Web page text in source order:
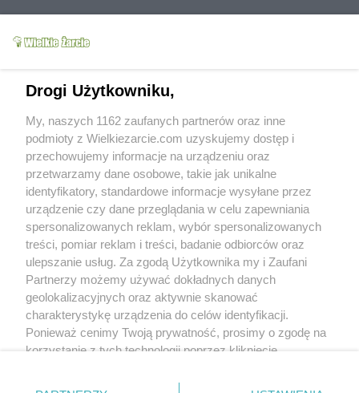
Drogi Użytkowniku,
My, naszych 1162 zaufanych partnerów oraz inne
podmioty z Wielkiezarcie.com uzyskujemy dostęp i
przechowujemy informacje na urządzeniu oraz
przetwarzamy dane osobowe, takie jak unikalne
identyfikatory, standardowe informacje wysyłane przez
urządzenie czy dane przeglądania w celu zapewniania
spersonalizowanych reklam, wybór spersonalizowanych
treści, pomiar reklam i treści, badanie odbiorców oraz
ulepszanie usług. Za zgodą Użytkownika my i Zaufani
Partnerzy możemy używać dokładnych danych
geolokalizacyjnych oraz aktywnie skanować
charakterystykę urządzenia do celów identyfikacji.
Ponieważ cenimy Twoją prywatność, prosimy o zgodę na
korzystanie z tych technologii poprzez kliknięcie
zmienić/wycofać klikając przycisk ustawień prywatności